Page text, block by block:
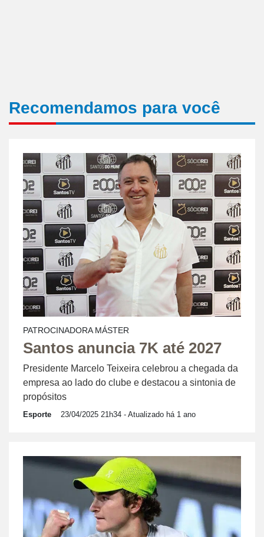
Recomendamos para você
PATROCINADORA MÁSTER
Santos anuncia 7K até 2027
Presidente Marcelo Teixeira celebrou a chegada da
empresa ao lado do clube e destacou a sintonia de
propósitos
Esporte 23/04/2025 21h34 - Atualizado há 1 ano